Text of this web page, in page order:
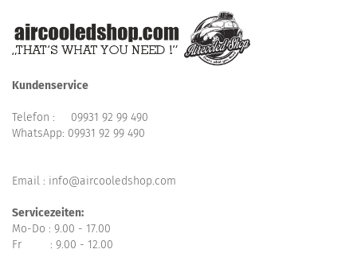
Kundenservice
Telefon : 09931 92 99 490
WhatsApp: 09931 92 99 490
Email : info@aircooledshop.com
Servicezeiten:
Mo-Do : 9.00 - 17.00
Fr : 9.00 - 12.00